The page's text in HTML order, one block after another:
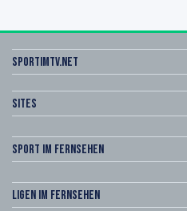
sportimtv.net
Sites
Sport im Fernsehen
Ligen im Fernsehen